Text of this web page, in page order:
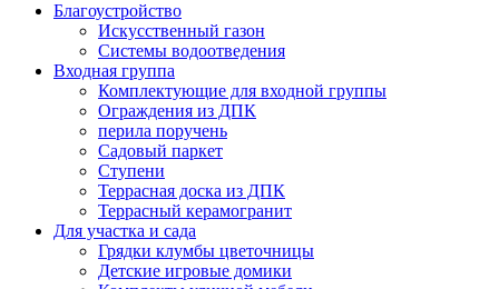
Благоустройство
Искусственный газон
Системы водоотведения
Входная группа
Комплектующие для входной группы
Ограждения из ДПК
перила поручень
Садовый паркет
Ступени
Террасная доска из ДПК
Террасный керамогранит
Для участка и сада
Грядки клумбы цветочницы
Детские игровые домики